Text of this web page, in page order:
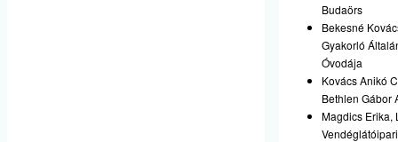
Budaörs
Bekesné
Gyakorló
Óvodája
Kovács Anikó
Bethlen Gábor
Magdics Erika,